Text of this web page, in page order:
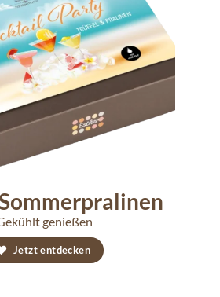
genießen
Jetzt entdecken